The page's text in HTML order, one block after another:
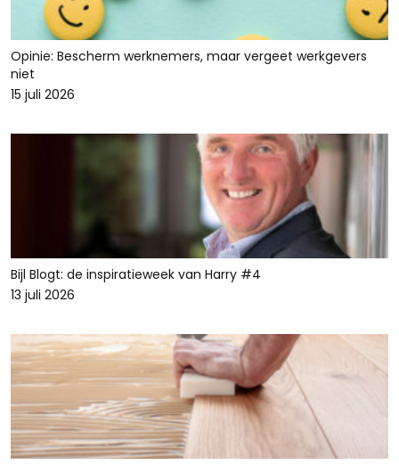
Opinie: Bescherm werknemers, maar vergeet werkgevers
niet
15 juli 2026
Bijl Blogt: de inspiratieweek van Harry #4
13 juli 2026